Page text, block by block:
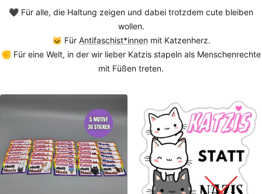
🖤 Für alle, die Haltung zeigen und dabei trotzdem cute bleiben
wollen.
🐱 Für Antifaschist*innenmit Katzenherz.
✊ Für eine Welt, in der wir lieber Katzis stapeln als Menschenrechte
mit Füßen treten.